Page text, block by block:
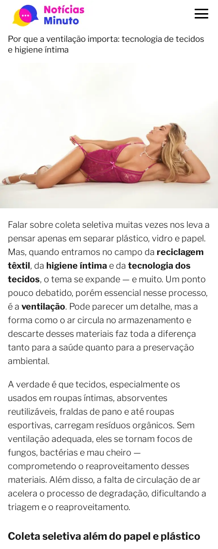
Por que a ventilação importa: tecnologia de tecidos
e higiene íntima
Falar sobre coleta seletiva muitas vezes nos leva a
pensar apenas em separar plástico, vidro e papel.
Mas, quando entramos no campo da reciclagem
têxtil, da higiene íntima e da tecnologia dos
tecidos, o tema se expande — e muito. Um ponto
pouco debatido, porém essencial nesse processo,
é a ventilação. Pode parecer um detalhe, mas a
forma como o ar circula no armazenamento e
descarte desses materiais faz toda a diferença
tanto para a saúde quanto para a preservação
ambiental.
A verdade é que tecidos, especialmente os
usados em roupas íntimas, absorventes
reutilizáveis, fraldas de pano e até roupas
esportivas, carregam resíduos orgânicos. Sem
ventilação adequada, eles se tornam focos de
fungos, bactérias e mau cheiro —
comprometendo o reaproveitamento desses
materiais. Além disso, a falta de circulação de ar
acelera o processo de degradação, dificultando a
triagem e o reaproveitamento.
Coleta seletiva além do papel e plástico